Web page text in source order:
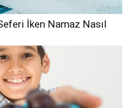
İken Namaz Nasıl